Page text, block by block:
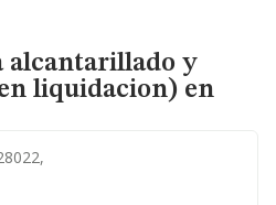
alcantarillado y
liquidacion) en